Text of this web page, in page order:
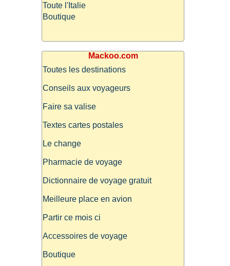
Toute l'Italie
Boutique
Mackoo.com
Toutes les destinations
Conseils aux voyageurs
Faire sa valise
Textes cartes postales
Le change
Pharmacie de voyage
Dictionnaire de voyage gratuit
Meilleure place en avion
Partir ce mois ci
Accessoires de voyage
Boutique